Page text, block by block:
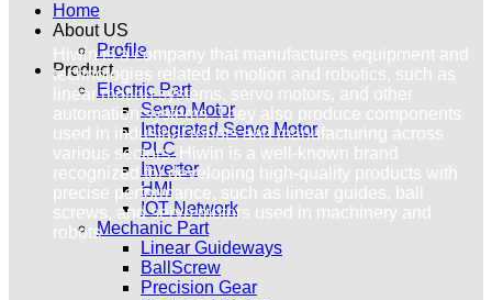
Home
About US
Profile
Product
Electric Part
Servo Motor
Integrated Servo Motor
PLC
Inverter
HMI
IOT Network
Mechanic Part
Linear Guideways
BallScrew
Precision Gear
Hiwin is a company that manufactures equipment and
technologies related to motion and robotics, such as
linear motion systems, servo motors, and other
automation systems. They also produce components
used in industrial robots and manufacturing across
various sectors. Hiwin is a well-known brand
recognized for developing high-quality products with
precise performance, such as linear guides, ball
screws, and servo motors used in machinery and
robots.